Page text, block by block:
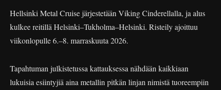
Hellsinki Metal Cruise järjestetään Viking Cinderellalla, ja alus
kulkee reitillä Helsinki–Tukholma–Helsinki. Risteily ajoittuu
viikonlopulle 6.–8. marraskuuta 2026.
Tapahtuman julkistetussa kattauksessa nähdään kaikkiaan
lukuisia esiintyjiä aina metallin pitkän linjan nimistä tuoreempiin